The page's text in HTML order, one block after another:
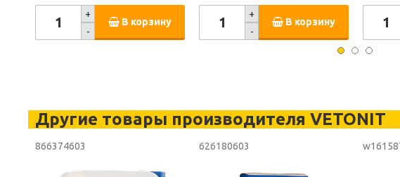
+
-
В корзину
+
-
В корзину
Другие товары производителя VETONIT
866374603 626180603